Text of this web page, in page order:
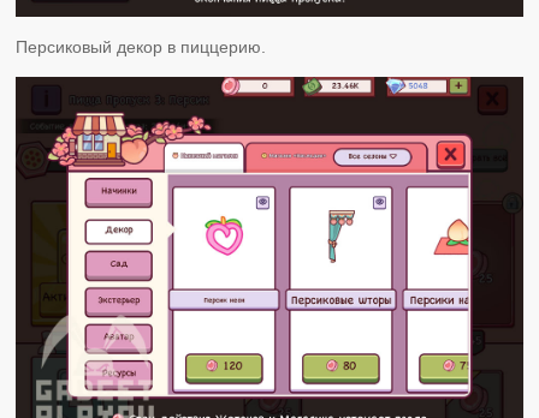
Персиковый декор в пиццерию.